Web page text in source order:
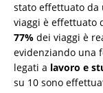
stato effettuato da
viaggi è effettuato
77% dei viaggi è
evidenziando una
legati a lavoro e
su 10 sono